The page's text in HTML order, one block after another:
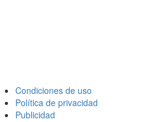
Condiciones de uso
Política de privacidad
Publicidad